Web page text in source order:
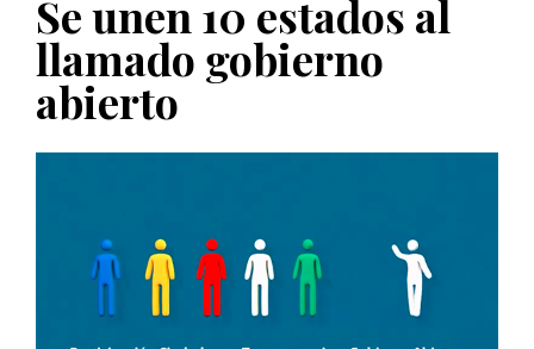
PUBLICADO EL 5 ENERO, 2023
Se unen 10 estados al
llamado gobierno
abierto